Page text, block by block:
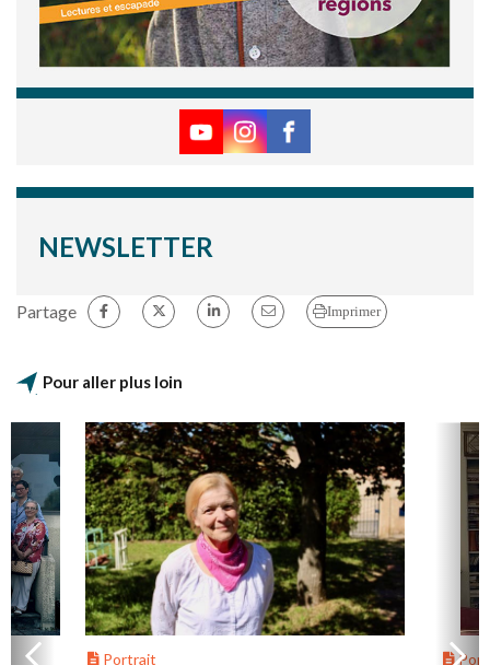
NEWSLETTER
Partage Imprimer
Pour aller plus loin
Portrait